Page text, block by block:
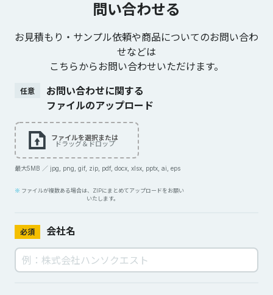
問い合わせる
お見積もり・サンプル依頼や商品についてのお問い合わ
せなどは
こちらからお問い合わせいただけます。
任意
お問い合わせに関する
ファイルのアップロード
ファイルを選択または
ドラッグ＆ドロップ
最大5MB ／ jpg, png, gif, zip, pdf, docx, xlsx, pptx, ai, eps
ファイルが複数ある場合は、ZIPにまとめてアップロードをお願い
いたします。
必須 会社名